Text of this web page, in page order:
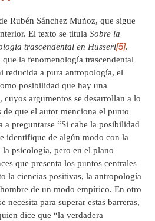
Rubén Sánchez Muñoz, que sigue
El texto se titula Sobre la
trascendental en Husserl[5].
la fenomenología trascendental
reducida a pura antropología, el
posibilidad que hay una
cuyos argumentos se desarrollan a lo
que el autor menciona el punto
a preguntarse “Si cabe la posibilidad
identifique de algún modo con la
psicología, pero en el plano
que presenta los puntos centrales
la ciencias positivas, la antropología
de un modo empírico. En otro
necesita para superar estas barreras,
dice que “la verdadera